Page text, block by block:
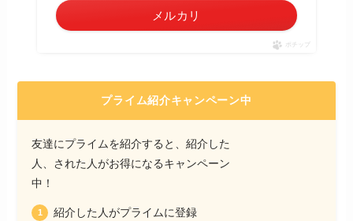
メルカリ
ポチップ
プライム紹介キャンペーン中
友達にプライムを紹介すると、紹介した
人、された人がお得になるキャンペーン
中！
紹介した人がプライムに登録